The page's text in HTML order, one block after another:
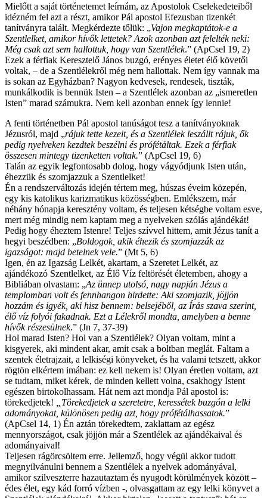
Mielőtt a saját történetemet leírnám, az Apostolok Cselekedeteiből
idézném fel azt a részt, amikor Pál apostol Efezusban tizenkét
tanítványra talált. Megkérdezte tőlük: „Vajon megkaptátok-e a
Szentlelket, amikor hívők lettetek? Azok azonban azt felelték neki:
Még csak azt sem hallottuk, hogy van Szentlélek.” (ApCsel 19, 2)
Ezek a férfiak Keresztelő János buzgó, erényes életet élő követői
voltak, – de a Szentlélekről még nem hallottak. Nem így vannak ma
is sokan az Egyházban? Nagyon kedvesek, rendesek, tiszták,
munkálkodik is bennük Isten – a Szentlélek azonban az „ismeretlen
Isten” marad számukra. Nem kell azonban ennek így lennie!
A fenti történetben Pál apostol tanúságot tesz a tanítványoknak
Jézusról, majd „rájuk tette kezeit, és a Szentlélek leszállt rájuk, ők
pedig nyelveken kezdtek beszélni és prófétáltak. Ezek a férfiak
összesen mintegy tizenketten voltak.” (ApCsel 19, 6)
Talán az egyik legfontosabb dolog, hogy vágyódjunk Isten után,
éhezzük és szomjazzuk a Szentlelket!
Én a rendszerváltozás idején tértem meg, húszas éveim közepén,
egy kis katolikus karizmatikus közösségben. Emlékszem, már
néhány hónapja keresztény voltam, és teljesen kétségbe voltam esve,
mert még mindig nem kaptam meg a nyelveken szólás ajándékát!
Pedig hogy éheztem Istenre! Teljes szívvel hittem, amit Jézus tanít a
hegyi beszédben: „Boldogok, akik éhezik és szomjazzák az
igazságot: majd betelnek vele.” (Mt 5, 6)
Igen, én az Igazság Lelkét, akartam, a Szeretet Lelkét, az
ajándékozó Szentlelket, az Élő Víz feltörését életemben, ahogy a
Bibliában olvastam: „Az ünnep utolsó, nagy napján Jézus a
templomban volt és fennhangon hirdette: Aki szomjazik, jöjjön
hozzám és igyék, aki hisz bennem: belsejéből, az Írás szava szerint,
élő víz folyói fakadnak. Ezt a Lélekről mondta, amelyben a benne
hívők részesülnek.” (Jn 7, 37-39)
Hol marad Isten? Hol van a Szentlélek? Olyan voltam, mint a
kisgyerek, aki mindent akar, amit csak a boltban meglát. Faltam a
szentek életrajzait, a lelkiségi könyveket, és ha valami tetszett, akkor
rögtön elkértem imában: ez kell nekem is! Olyan éretlen voltam, azt
se tudtam, miket kérek, de minden kellett volna, csakhogy Istent
egészen birtokolhassam. Hát nem azt mondja Pál apostol is:
törekedjetek!
„Törekedjetek a szeretetre, keressétek buzgón a lelki
adományokat, különösen pedig azt, hogy prófétálhassatok.”
(ApCsel 14, 1) Én aztán törekedtem, zaklattam az egész
mennyországot, csak jöjjön már a Szentlélek az ajándékaival és
adományaival!
Teljesen rágörcsöltem erre. Jellemző, hogy végül akkor tudott
megnyilvánulni bennem a Szentlélek a nyelvek adományával,
amikor szilveszterre hazautaztam és nyugodt körülmények között –
édes élet, egy kád forró vízben -, olvasgattam az egy lelki könyvet a